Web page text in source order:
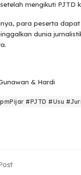
mengikuti PJTD
para peserta
dunia
& Hardi
#PJTD #Usu